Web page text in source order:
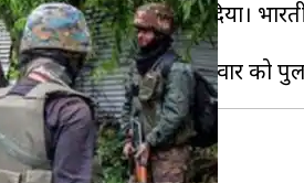
आतंकियों को ढेर कर दिया।